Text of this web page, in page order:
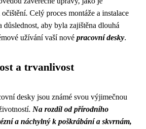
Celý proces montáže a instalace
důslednost, aby byla zajištěna dlouhá
užívání vaší nové pracovní desky.
a trvanlivost
desky jsou známé svou výjimečnou
Na rozdíl od přírodního
a náchylný k poškrábání a skvrnám,